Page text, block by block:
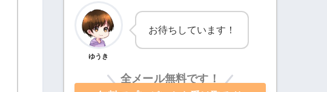
ゆうき
お待ちしています！
全メール無料です！